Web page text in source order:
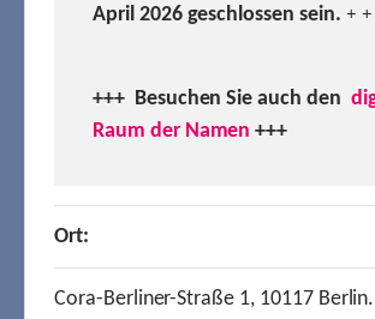
April 2026 geschlossen sein. + +
+++ Besuchen Sie auch den
Raum der Namen +++
Ort:
Cora-Berliner-Straße 1, 10117